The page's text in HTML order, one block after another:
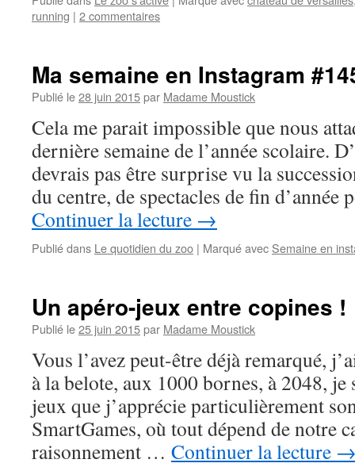
running | 2 commentaires
Ma semaine en Instagram
Publié le28 juin 2015par Madame Moustick
Cela me parait impossible que nous
dernière semaine de l’année scolaire.
devrais pas être surprise vu la
du centre, de spectacles de fin
Continuer la lecture →
Publié dans Le quotidien du zoo | Marqué avec Semaine en
Un apéro-jeux entre copines !
Publié le25 juin 2015par Madame Moustick
Vous l’avez peut-être déjà remarqué,
à la belote, aux 1000 bornes, à 2048,
jeux que j’apprécie particulièrement
SmartGames, où tout dépend de notre
raisonnement … Continuer la lecture